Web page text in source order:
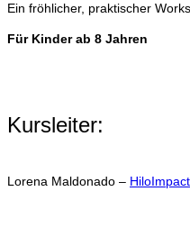
Ein fröhlicher, praktischer
Für Kinder ab 8 Jahren
Kursleiter:
Lorena Maldonado – HiloImpact